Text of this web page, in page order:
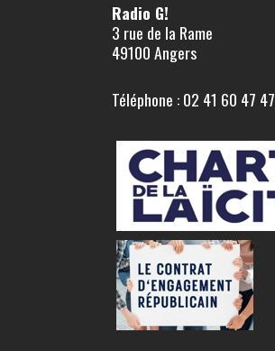
Radio G!
3 rue de la Rame
49100 Angers
Téléphone : 02 41 60 47 47